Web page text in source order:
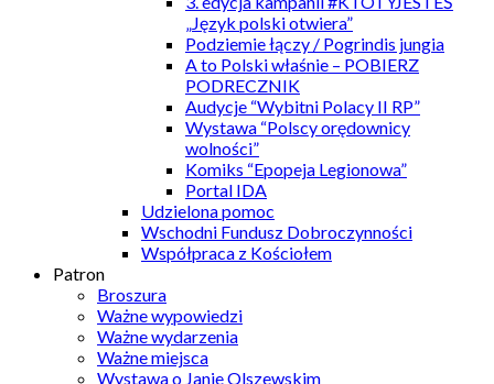
„Język polski otwiera”
Podziemie łączy / Pogrindis jungia
A to Polski właśnie – POBIERZ
PODRECZNIK
Audycje “Wybitni Polacy II RP”
Wystawa “Polscy orędownicy
wolności”
Komiks “Epopeja Legionowa”
Portal IDA
Udzielona pomoc
Wschodni Fundusz Dobroczynności
Współpraca z Kościołem
Patron
Broszura
Ważne wypowiedzi
Ważne wydarzenia
Ważne miejsca
Wystawa o Janie Olszewskim